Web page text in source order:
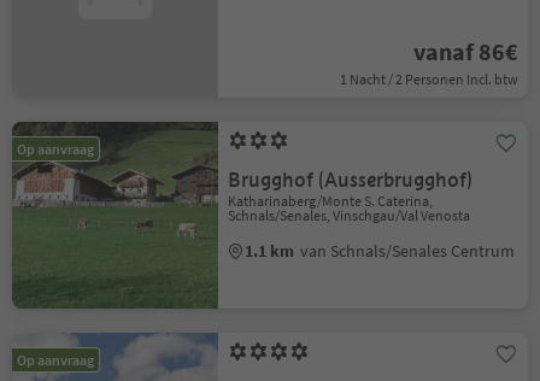
vanaf 86€
1 Nacht / 2 Personen Incl. btw
Op aanvraag
Brugghof (Ausserbrugghof)
Katharinaberg/Monte S. Caterina,
Schnals/Senales, Vinschgau/Val Venosta
1.1 km van Schnals/Senales Centrum
Op aanvraag